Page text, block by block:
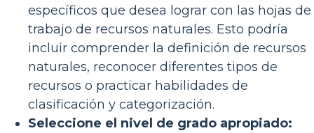
específicos que desea lograr con las hojas de
trabajo de recursos naturales. Esto podría
incluir comprender la definición de recursos
naturales, reconocer diferentes tipos de
recursos o practicar habilidades de
clasificación y categorización.
Seleccione el nivel de grado apropiado: